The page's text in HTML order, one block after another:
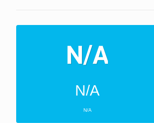
N/A
N/A